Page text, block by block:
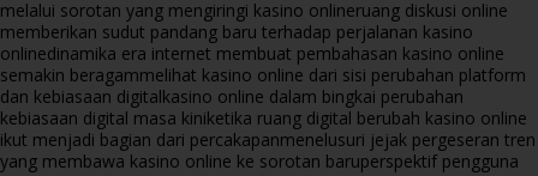
melalui sorotan yang mengiringi kasino onlineruang diskusi online
memberikan sudut pandang baru terhadap perjalanan kasino
onlinedinamika era internet membuat pembahasan kasino online
semakin beragammelihat kasino online dari sisi perubahan platform
dan kebiasaan digitalkasino online dalam bingkai perubahan
kebiasaan digital masa kiniketika ruang digital berubah kasino online
ikut menjadi bagian dari percakapanmenelusuri jejak pergeseran tren
yang membawa kasino online ke sorotan baruperspektif pengguna